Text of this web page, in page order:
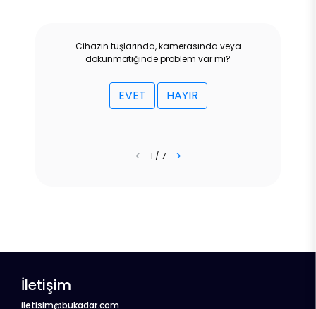
Cihazın tuşlarında, kamerasında veya
dokunmatiğinde problem var mı?
EVET HAYIR
< 1 / 7 >
İletişim
iletisim@bukadar.com